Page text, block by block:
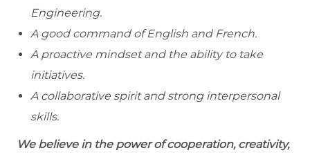
Engineering.
A good command of English and French.
A proactive mindset and the ability to take
initiatives.
A collaborative spirit and strong interpersonal
skills.
We believe in the power of cooperation, creativity,